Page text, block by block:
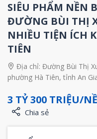
SIÊU PHẨM NỀN
ĐƯỜNG BÙI THỊ
NHIỀU TIỆN ÍCH
TIÊN
Địa chỉ: Đường Bùi Thị
phường Hà Tiên, tỉnh An
3 TỶ 300 TRIỆU/
Chia sẻ